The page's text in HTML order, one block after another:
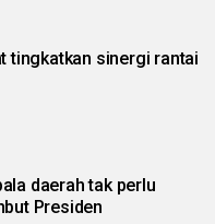
tingkatkan sinergi rantai
daerah tak perlu
Presiden